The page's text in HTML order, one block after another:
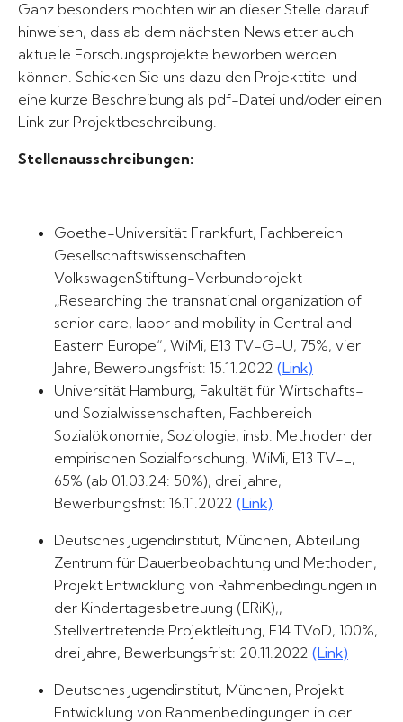
Ganz besonders möchten wir an dieser Stelle darauf
hinweisen, dass ab dem nächsten Newsletter auch
aktuelle Forschungsprojekte beworben werden
können. Schicken Sie uns dazu den Projekttitel und
eine kurze Beschreibung als pdf-Datei und/oder einen
Link zur Projektbeschreibung.
Stellenausschreibungen:
Goethe-Universität Frankfurt, Fachbereich
Gesellschaftswissenschaften
VolkswagenStiftung-Verbundprojekt
„Researching the transnational organization of
senior care, labor and mobility in Central and
Eastern Europe“, WiMi, E13 TV-G-U, 75%, vier
Jahre, Bewerbungsfrist: 15.11.2022 (Link)
Universität Hamburg, Fakultät für Wirtschafts-
und Sozialwissenschaften, Fachbereich
Sozialökonomie, Soziologie, insb. Methoden der
empirischen Sozialforschung, WiMi, E13 TV-L,
65% (ab 01.03.24: 50%), drei Jahre,
Bewerbungsfrist: 16.11.2022 (Link)
Deutsches Jugendinstitut, München, Abteilung
Zentrum für Dauerbeobachtung und Methoden,
Projekt Entwicklung von Rahmenbedingungen in
der Kindertagesbetreuung (ERiK),,
Stellvertretende Projektleitung, E14 TVöD, 100%,
drei Jahre, Bewerbungsfrist: 20.11.2022 (Link)
Deutsches Jugendinstitut, München, Projekt
Entwicklung von Rahmenbedingungen in der